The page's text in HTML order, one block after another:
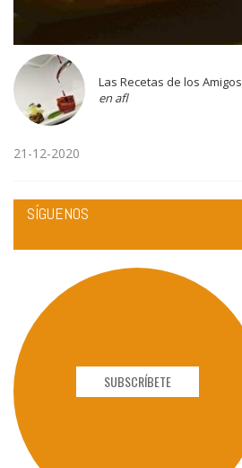
Las Recetas de los Amigos
en afl
21-12-2020
SÍGUENOS
SUBSCRÍBETE